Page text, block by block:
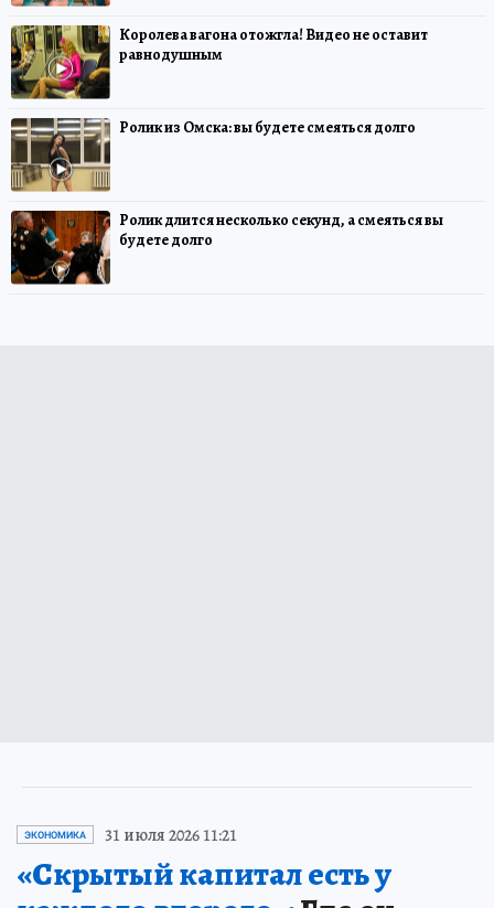
Королева вагона отожгла! Видео не оставит
равнодушным
Ролик из Омска: вы будете смеяться долго
Ролик длится несколько секунд, а смеяться вы
будете долго
ЭКОНОМИКА 31 июля 2026 11:21
«Скрытый капитал есть у